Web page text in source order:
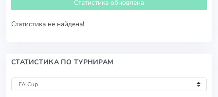
Статистика обновлена
Статистика не найдена!
СТАТИСТИКА ПО ТУРНИРАМ